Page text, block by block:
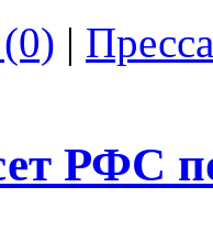
(0) | Пресса
РФС